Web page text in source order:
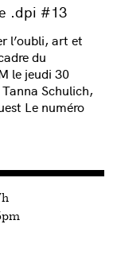
.dpi #13
l’oubli, art et
du
le jeudi 30
Schulich,
Le numéro